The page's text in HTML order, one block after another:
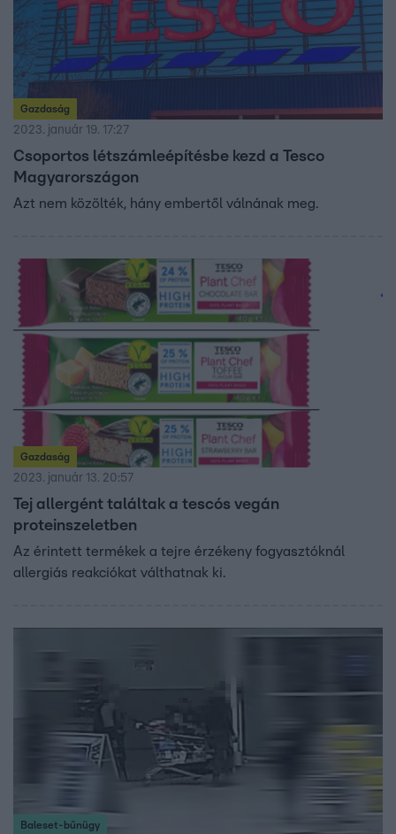
Gazdaság
2023. január 19. 17:27
Csoportos létszámleépítésbe kezd a Tesco
Magyarországon
Azt nem közölték, hány embertől válnának meg.
Gazdaság
2023. január 13. 20:57
Tej allergént találtak a tescós vegán
proteinszeletben
Az érintett termékek a tejre érzékeny fogyasztóknál
allergiás reakciókat válthatnak ki.
Baleset-bűnügy